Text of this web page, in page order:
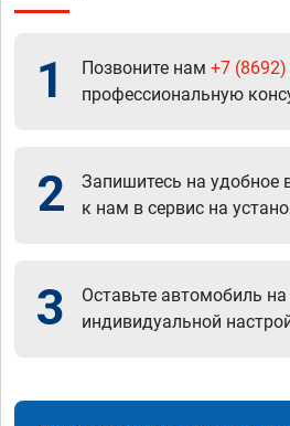
1 Позвоните нам +7
профессиональную
2
Запишитесь на удобное
к нам в сервис на
3
Оставьте автомобиль
индивидуальной